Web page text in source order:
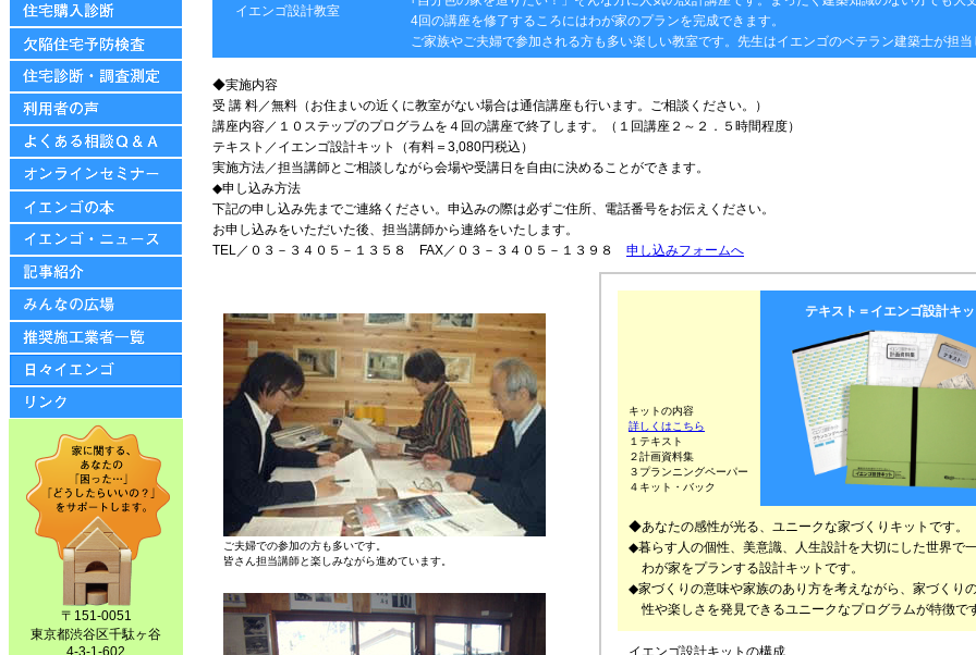
〒151-0051
東京都渋谷区千駄ヶ谷
4-3-1-602
イエンゴ設計教室
4回の講座を修了するころにはわが家のプランを完成できます。
ご家族やご夫婦で参加される方も多い楽しい教室です。先生はイエンゴのベテラン建築士が担当
◆実施内容
受 講 料／無料（お住まいの近くに教室がない場合は通信講座も行います。ご相談ください。）
講座内容／１０ステップのプログラムを４回の講座で終了します。（１回講座２～２．５時間程度）
テキスト／イエンゴ設計キット（有料＝3,080円税込）
実施方法／担当講師とご相談しながら会場や受講日を自由に決めることができます。
◆申し込み方法
下記の申し込み先までご連絡ください。申込みの際は必ずご住所、電話番号をお伝えください。
お申し込みをいただいた後、担当講師から連絡をいたします。
TEL／０３－３４０５－１３５８ FAX／０３－３４０５－１３９８ 申し込みフォームへ
ご夫婦での参加の方も多いです。
皆さん担当講師と楽しみながら進めています。
キットの内容
詳しくはこちら
１テキスト
２計画資料集
３プランニングペーパー
４キット・バック
テキスト＝イエンゴ設計キッ
◆あなたの感性が光る、ユニークな家づくりキットです。
◆暮らす人の個性、美意識、人生設計を大切にした世界で
わが家をプランする設計キットです。
◆家づくりの意味や家族のあり方を考えながら、家づくり
性や楽しさを発見できるユニークなプログラムが特徴で
イエンゴ設計キットの構成